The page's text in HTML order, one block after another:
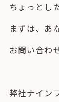
ちょっとし
まずは、あ
お問い合わ
弊社ナイン